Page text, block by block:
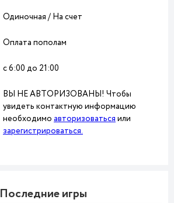
Одиночная / На счет
Оплата пополам
с 6:00 до 21:00
ВЫ НЕ АВТОРИЗОВАНЫ! Чтобы
увидеть контактную информацию
необходимо авторизоватьсяили
зарегистрироваться.
Последние игры